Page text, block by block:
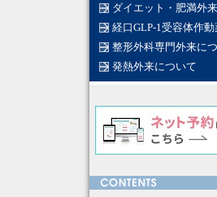
ダイエット・肥満外
経口GLP-1受容体作
整形外科専門外来に
発熱外来について